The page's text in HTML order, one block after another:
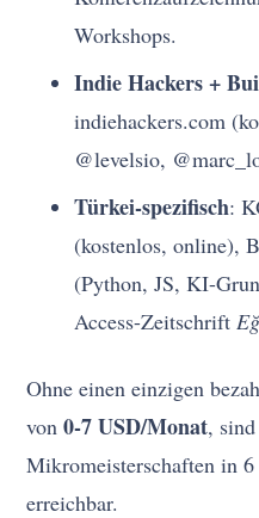
Workshops.
Indie Hackers +
indiehackers.com
@levelsio,
Türkei-spezifisch:
(kostenlos, online),
(Python, JS, KI-
Access-Zeitschrift
Ohne einen einzigen
von0-7 USD/Monat,
Mikromeisterschaften in
erreichbar.